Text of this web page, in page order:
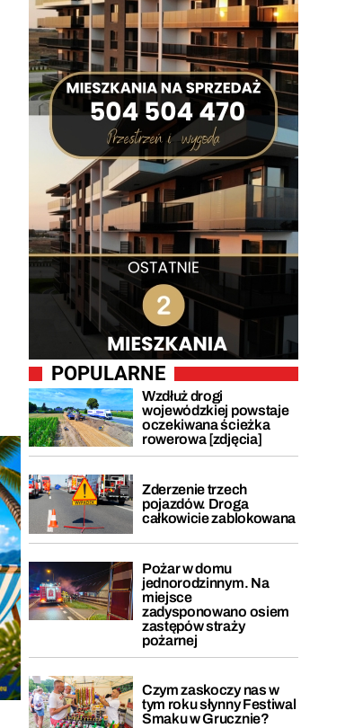
POPULARNE
Wzdłuż drogi
wojewódzkiej powstaje
oczekiwana ścieżka
rowerowa [zdjęcia]
Zderzenie trzech
pojazdów. Droga
całkowicie zablokowana
Pożar w domu
jednorodzinnym. Na
miejsce
zadysponowano osiem
zastępów straży
pożarnej
Czym zaskoczy nas w
tym roku słynny Festiwal
Smaku w Grucznie?